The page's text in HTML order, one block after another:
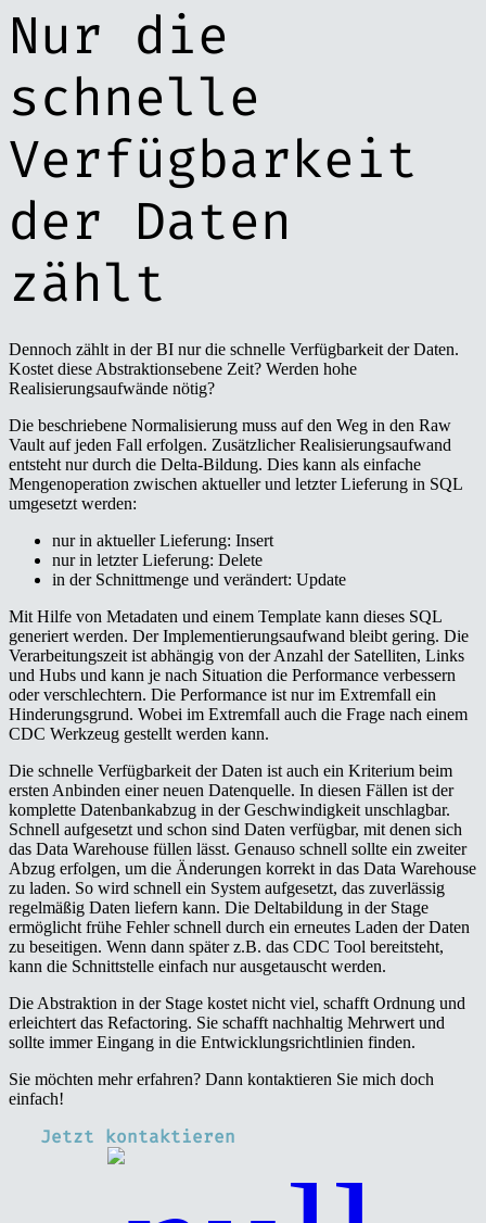
Nur die
schnelle
Verfügbarkeit
der Daten
zählt
Dennoch zählt in der BI nur die schnelle Verfügbarkeit der Daten.
Kostet diese Abstraktionsebene Zeit? Werden hohe
Realisierungsaufwände nötig?
Die beschriebene Normalisierung muss auf den Weg in den Raw
Vault auf jeden Fall erfolgen. Zusätzlicher Realisierungsaufwand
entsteht nur durch die Delta-Bildung. Dies kann als einfache
Mengenoperation zwischen aktueller und letzter Lieferung in SQL
umgesetzt werden:
nur in aktueller Lieferung: Insert
nur in letzter Lieferung: Delete
in der Schnittmenge und verändert: Update
Mit Hilfe von Metadaten und einem Template kann dieses SQL
generiert werden. Der Implementierungsaufwand bleibt gering. Die
Verarbeitungszeit ist abhängig von der Anzahl der Satelliten, Links
und Hubs und kann je nach Situation die Performance verbessern
oder verschlechtern. Die Performance ist nur im Extremfall ein
Hinderungsgrund. Wobei im Extremfall auch die Frage nach einem
CDC Werkzeug gestellt werden kann.
Die schnelle Verfügbarkeit der Daten ist auch ein Kriterium beim
ersten Anbinden einer neuen Datenquelle. In diesen Fällen ist der
komplette Datenbankabzug in der Geschwindigkeit unschlagbar.
Schnell aufgesetzt und schon sind Daten verfügbar, mit denen sich
das Data Warehouse füllen lässt. Genauso schnell sollte ein zweiter
Abzug erfolgen, um die Änderungen korrekt in das Data Warehouse
zu laden. So wird schnell ein System aufgesetzt, das zuverlässig
regelmäßig Daten liefern kann. Die Deltabildung in der Stage
ermöglicht frühe Fehler schnell durch ein erneutes Laden der Daten
zu beseitigen. Wenn dann später z.B. das CDC Tool bereitsteht,
kann die Schnittstelle einfach nur ausgetauscht werden.
Die Abstraktion in der Stage kostet nicht viel, schafft Ordnung und
erleichtert das Refactoring. Sie schafft nachhaltig Mehrwert und
sollte immer Eingang in die Entwicklungsrichtlinien finden.
Sie möchten mehr erfahren? Dann kontaktieren Sie mich doch
einfach!
Jetzt kontaktieren